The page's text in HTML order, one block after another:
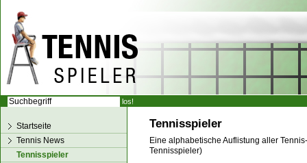
Tennisspieler
Eine alphabetische Auflistung aller
Tennisspieler)
Startseite
Tennis News
Tennisspieler
los!